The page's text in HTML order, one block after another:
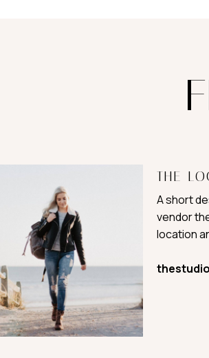
THE
A short
vendor
location